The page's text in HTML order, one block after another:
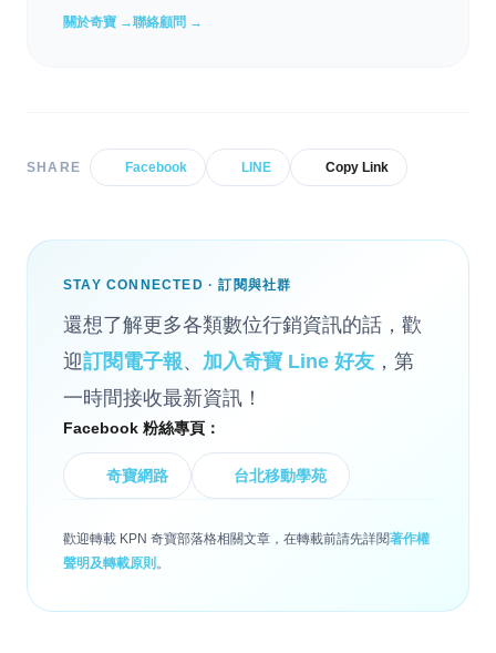
關於奇寶 →聯絡顧問 →
SHARE Facebook LINE Copy Link
STAY CONNECTED · 訂閱與社群
還想了解更多各類數位行銷資訊的話，歡
迎訂閱電子報、 加入奇寶 Line 好友 ，第
一時間接收最新資訊！
Facebook 粉絲專頁：
奇寶網路 台北移動學苑
歡迎轉載 KPN 奇寶部落格相關文章，在轉載前請先詳閱著作權
聲明及轉載原則 。